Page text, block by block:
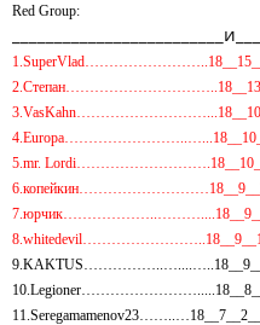
Red Group:
5.mr.